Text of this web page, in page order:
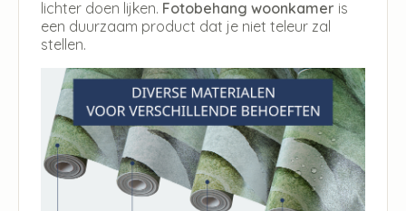
lichter doen lijken. Fotobehang woonkamer is
een duurzaam product dat je niet teleur zal
stellen.